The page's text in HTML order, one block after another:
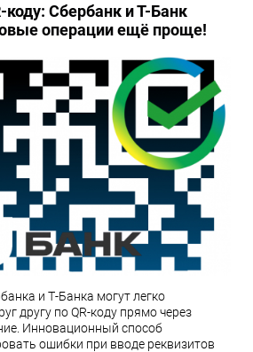
Сбербанк и Т-Банк
операции ещё проще!
и Т-Банка могут легко
другу по QR-коду прямо через
Инновационный способ
ошибки при вводе реквизитов